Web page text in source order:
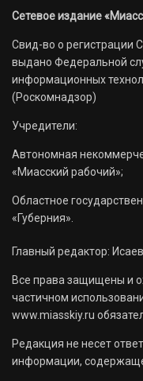
Сетевое издание
Свид-во о регистрации
выдано Федеральной
информационных
(Роскомнадзор)
Учредители:
Автономная
«Миасский рабочий»;
Областное
«Губерния».
Главный редактор:
Все права защищены и
частичном
www.miasskiy.ru
Редакция не несет
информации,